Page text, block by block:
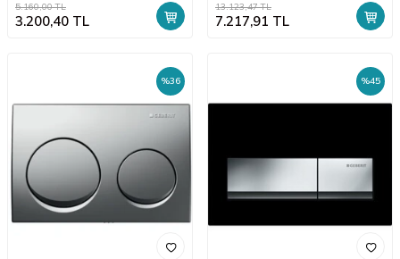
5.160,00TL
3.200,40 TL
13.123,47TL
7.217,91 TL
%36 %45